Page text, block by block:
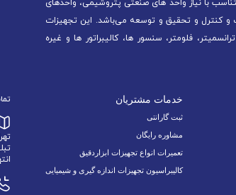
با نیاز واحد های صنعتی پتروشیمی، واحدهای
و کنترل و تحقیق و توسعه می‌باشد. این تجهیزات
فلومتر، سنسور ها، کالیبراتور ها و غیره
خدمات مشتریان
ثبت گارانتی
مشاوره رایگان
تعمیرات انواع تجهیزات ابزاردقیق
کالیبراسیون تجهیزات اندازه گیری و شیمیایی
انتهای